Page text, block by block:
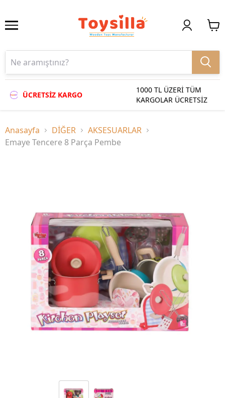
ÜCRETSİZ KARGO
1000 TL ÜZERİ TÜM
KARGOLAR ÜCRETSİZ
Anasayfa DİĞER
AKSESUARLAR
Emaye Tencere 8 Parça Pembe